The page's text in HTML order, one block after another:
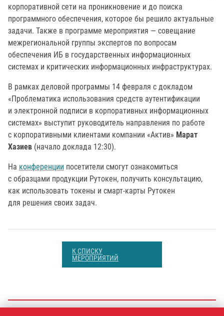
корпоративной сети на проникновение и до поиска
программного обеспечения, которое бы решило актуальные
задачи. Также в программе мероприятия — совещание
межрегиональной группы экспертов по вопросам
обеспечения ИБ в государственных информационных
системах и критических информационных инфраструктурах.
В рамках деловой программы 14 февраля с докладом
«Проблематика использования средств аутентификации
и электронной подписи в корпоративных информационных
системах» выступит руководитель направления по работе
с корпоративными клиентами компании «Актив» Марат
Хазиев (начало доклада 12:30).
На конференции посетители смогут ознакомиться
с образцами продукции Рутокен, получить консультацию,
как использовать токены и смарт-карты Рутокен
для решения своих задач.
К СПИСКУ
МЕРОПРИЯТИЙ